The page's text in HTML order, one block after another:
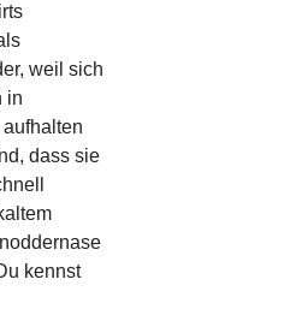
weil sich
in
dass sie
kennst